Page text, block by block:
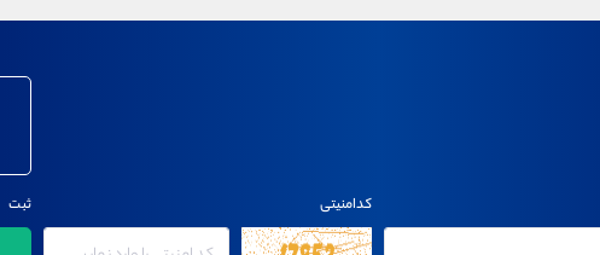
کدامنیتی ثبت